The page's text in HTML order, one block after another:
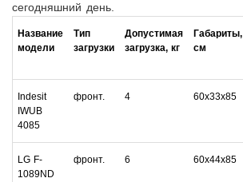
сегодняшний день.
Название
модели
Тип
загрузки
Допустимая
загрузка, кг
Габариты,
см
Indesit
IWUB
4085
фронт. 4 60х33х85
LG F-
1089ND
фронт. 6 60х44х85